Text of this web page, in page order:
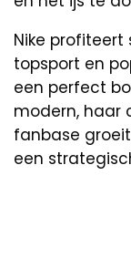
Nike
topsport en
een perfect
modern, haar
fanbase
een